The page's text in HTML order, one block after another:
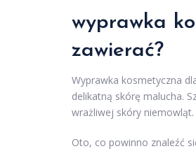
wyprawka
zawierać?
Wyprawka kosmetyczna
delikatną skórę malucha.
wrażliwej skóry niemowląt.
Oto, co powinno znaleźć